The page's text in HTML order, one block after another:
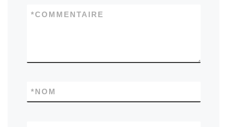
COMMENTAIRE
*
NOM
*